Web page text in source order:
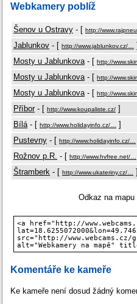
Webkamery poblíž
Šenov u Ostravy - [ http://
Jablunkov - [ http://www.jablunkov.cz/…
Mosty u Jablunkova - [ http://
Mosty u Jablunkova - [ http://
Mosty u Jablunkova - [ http://
Příbor- [ http://www.koupaliste.cz/ ]
Bílá - [ http://www.holidayinfo.cz/… ]
Pustevny - [ http://www.holidayinfo.cz/…
Rožnov p.R. - [ http://www.hvfree.net/…
Štramberk - [ http://www.ukateriny.cz/… ]
Odkaz na
<a href="http://
src="http://
alt="Webkamery na mapě"
Komentáře ke kameře
Ke kameře není dosud žádný